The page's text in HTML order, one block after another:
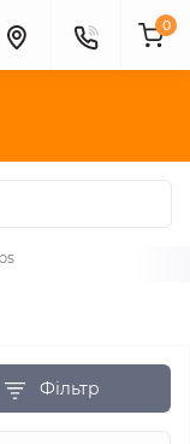
0
Фільтр